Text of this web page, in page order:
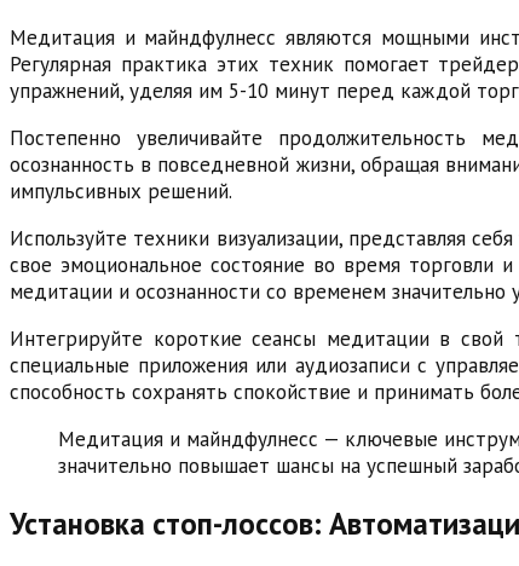
Медитация и майндфулнесс являются мощными
Регулярная практика этих техник помогает
упражнений, уделяя им 5-10 минут перед каждой
Постепенно увеличивайте продолжительность
осознанность в повседневной жизни, обращая
импульсивных решений.
Используйте техники визуализации, представляя
свое эмоциональное состояние во время торговли
медитации и осознанности со временем
Интегрируйте короткие сеансы медитации в свой
специальные приложения или аудиозаписи с
способность сохранять спокойствие и принимать
Медитация и майндфулнесс — ключевые
значительно повышает шансы на успешный
Установка стоп-лоссов: